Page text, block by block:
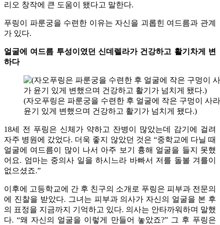
리오 창작에 큰 도움이 됐다고 말한다.
푸링이 파룬궁을 수련한 이유는 자신을 괴롭힌 여드름과 관계
가 있다.
얼굴에 여드름 투성이였던 신데렐라가 건강하고 활기차게 변
하다
(자오푸링은 파룬궁을 수련한 후 얼굴에 작은 구멍이 사
윤기 있게 변했으며 건강하고 활기가 넘치게 됐다.)
18세 전 푸링은 신체가 약하고 잔병이 많았는데 감기에 걸려
자주 병원에 갔었다. 더욱 좋지 않았던 것은 “중학교에 다닐 때
얼굴에 여드름이 많이 나서 아주 보기 흉해 얼굴을 들지 못했
어요. 엄마는 중의사 일을 하시느라 바빠서 저를 돌볼 겨를이
없으셨죠.”
이후에 고등학교에 간 후 친구의 소개로 푸링은 피부과 전문의
에 진찰을 받았다. 그녀는 피부과 의사가 자신의 얼굴을 본 후
의 표정을 지금까지 기억하고 있다. 의사는 안타까워하며 말했
다. “왜 자신의 얼굴을 이렇게 만들어 놓았죠?” 그 후 푸링은